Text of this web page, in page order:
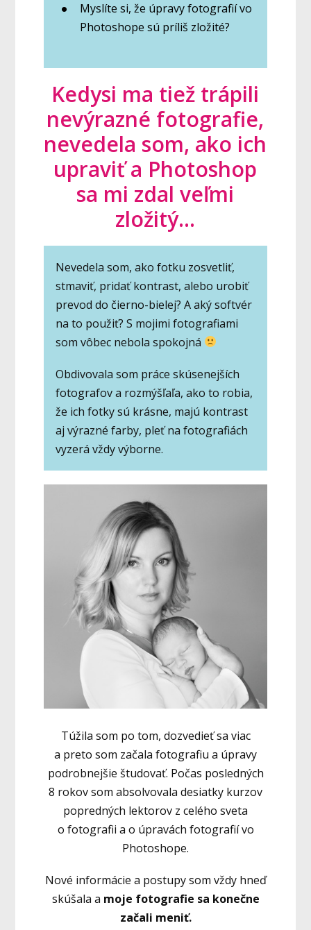
Myslíte si, že úpravy fotografií vo
Photoshope sú príliš zložité?
Kedysi ma tiež trápili
nevýrazné fotografie,
nevedela som, ako ich
upraviť a Photoshop
sa mi zdal veľmi
zložitý...
Nevedela som, ako fotku zosvetliť,
stmaviť, pridať kontrast, alebo urobiť
prevod do čierno-bielej? A aký softvér
na to použiť? S mojimi fotografiami
som vôbec nebola spokojná
Obdivovala som práce skúsenejších
fotografov a rozmýšľaľa, ako to robia,
že ich fotky sú krásne, majú kontrast
aj výrazné farby, pleť na fotografiách
vyzerá vždy výborne.
Túžila som po tom, dozvedieť sa viac
a preto som začala fotografiu a úpravy
podrobnejšie študovať. Počas posledných
8 rokov som absolvovala desiatky kurzov
popredných lektorov z celého sveta
o fotografii a o úpravách fotografií vo
Photoshope.
Nové informácie a postupy som vždy hneď
skúšala a moje fotografie sa konečne
začali meniť.